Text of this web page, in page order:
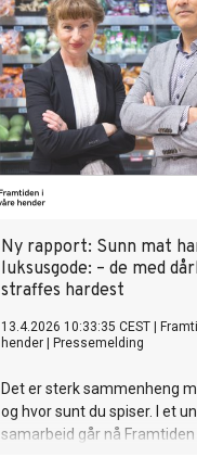
prioriteringene i norsk
kan få direkte
noen av verdens mest
Ny rapport: Sunn mat
luksusgode: – de med
straffes hardest
13.4.2026 10:33:35 CEST
hender
Pressemelding
Det er sterk sammenheng
og hvor sunt du spiser. I et
samarbeid går nå